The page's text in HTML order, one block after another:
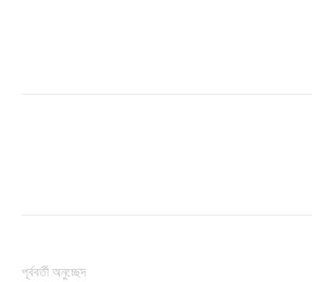
পূর্ববর্তী অনুচ্ছেদ